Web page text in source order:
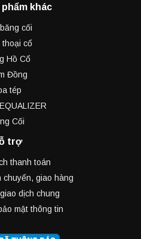
phẩm khác
cối
cổ
Hồ Cổ
Đồng
tép
Cối
trợ
thanh toán
giao hàng
dịch chung
mật thông tin